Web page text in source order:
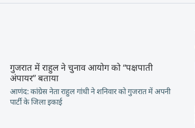
गुजरात में राहुल ने चुनाव आयोग को “पक्षपाती
अंपायर” बताया
आणंद: कांग्रेस नेता राहुल गांधी ने शनिवार को गुजरात में अपनी
पार्टी के जिला इकाई